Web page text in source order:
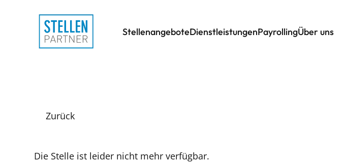
StellenangeboteDienstleistungenPayrollingÜber uns
Zurück
Die Stelle ist leider nicht mehr verfügbar.